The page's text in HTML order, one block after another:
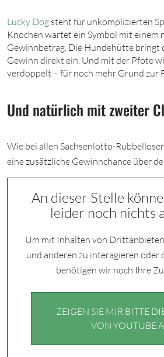
Lucky Dog steht für unkomplizierten
Knochen wartet ein Symbol mit einem
Gewinnbetrag. Die Hundehütte bringt
Gewinn direkt ein. Und mit der Pfote
verdoppelt – für noch mehr Grund zur
Und natürlich mit zweiter
Wie bei allen Sachsenlotto-
eine zusätzliche Gewinnchance über
An dieser Stelle
leider noch nichts
Um mit Inhalten von
und anderen zu interagieren oder
benötigen wir noch Ihre
ZEIGEN SIE MIR BITTE
VON YOUTUBE